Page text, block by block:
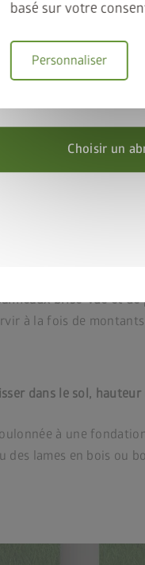
basé sur votre
Personnaliser
un mur de maison
brise-vue et de
à la fois de
dans le sol,
à une
des lames en bois ou
le cadre de sol assorti.
promotionnel
Choisir un